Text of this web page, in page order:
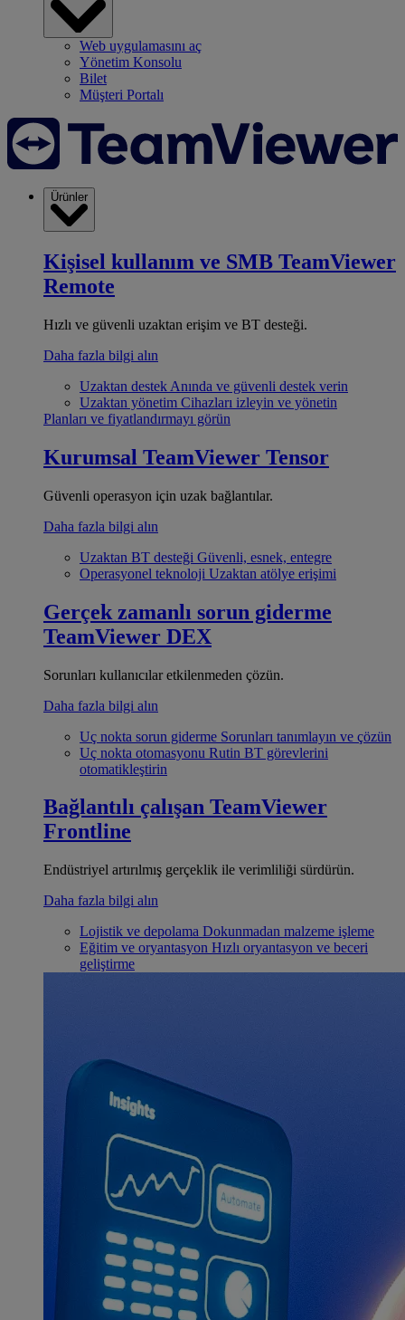
Web uygulamasını aç
Yönetim Konsolu
Bilet
Müşteri Portalı
Ürünler
Kişisel kullanım ve SMB TeamViewer
Remote
Hızlı ve güvenli uzaktan erişim ve BT desteği.
Daha fazla bilgi alın
Uzaktan destek Anında ve güvenli destek verin
Uzaktan yönetim Cihazları izleyin ve yönetin
Planları ve fiyatlandırmayı görün
Kurumsal TeamViewer Tensor
Güvenli operasyon için uzak bağlantılar.
Daha fazla bilgi alın
Uzaktan BT desteği Güvenli, esnek, entegre
Operasyonel teknoloji Uzaktan atölye erişimi
Gerçek zamanlı sorun giderme
TeamViewer DEX
Sorunları kullanıcılar etkilenmeden çözün.
Daha fazla bilgi alın
Uç nokta sorun giderme Sorunları tanımlayın ve çözün
Uç nokta otomasyonu Rutin BT görevlerini
otomatikleştirin
Bağlantılı çalışan TeamViewer
Frontline
Endüstriyel artırılmış gerçeklik ile verimliliği sürdürün.
Daha fazla bilgi alın
Lojistik ve depolama Dokunmadan malzeme işleme
Eğitim ve oryantasyon Hızlı oryantasyon ve beceri
geliştirme